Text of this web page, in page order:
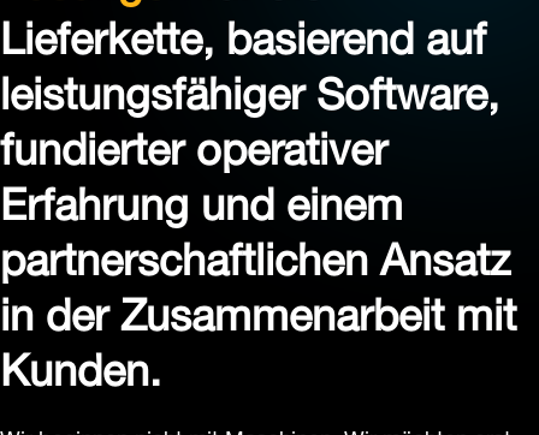
Lieferkette, basierend auf
leistungsfähiger Software,
fundierter operativer
Erfahrung und einem
partnerschaftlichen Ansatz
in der Zusammenarbeit mit
Kunden.